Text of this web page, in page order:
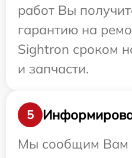
работ Вы
гарантию на
Sightron сроком
и запчасти.
5
Мы сообщим Вам